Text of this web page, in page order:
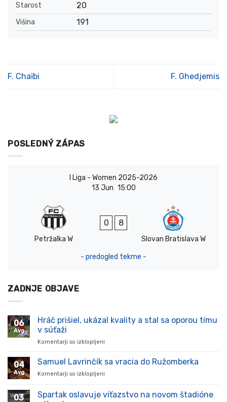
Starost 20
Višina 191
F. Chaïbi F. Ghedjemis
POSLEDNÝ ZÁPAS
I Liga - Women 2025-2026
13 Jun 15:00
Petržalka W
0 8
Slovan Bratislava W
- predogled tekme -
ZADNJE OBJAVE
06
Avg
Hráč prišiel, ukázal kvality a stal sa oporou tímu
v súťaži
Komentarji so izklopljeni
prišiel,
stal
04
Avg
Samuel Lavrinčík sa vracia do Ružomberka
Komentarji so izklopljeni
Lavrinčík
sa
03
Spartak oslavuje víťazstvo na novom štadióne